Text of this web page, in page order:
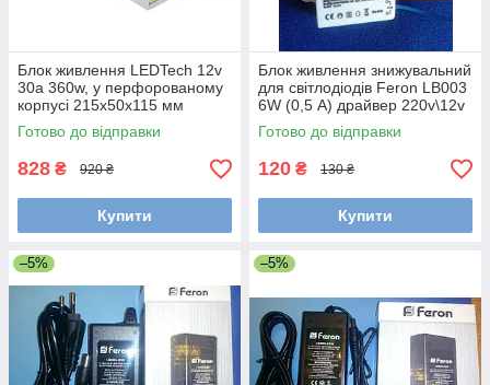
Блок живлення LEDTech 12v
30a 360w, у перфорованому
корпусі 215х50х115 мм
Готово до відправки
828 ₴ 920 ₴
Купити
Блок живлення знижувальний
для світлодіодів Feron LB003
6W (0,5 А) драйвер 220v\12v
IP20
Готово до відправки
120 ₴ 130 ₴
Купити
–5% –5%